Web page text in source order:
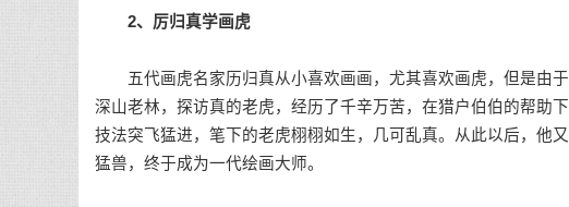
2、厉归真学画虎
五代画虎名家历归真从小喜欢画画，尤其喜欢画虎，但是由
深山老林，探访真的老虎，经历了千辛万苦，在猎户伯伯的帮助
技法突飞猛进，笔下的老虎栩栩如生，几可乱真。从此以后，他
猛兽，终于成为一代绘画大师。